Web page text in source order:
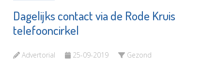
Dagelijks contact via de Rode Kruis
telefooncirkel
Advertorial 25-09-2019 Gezond